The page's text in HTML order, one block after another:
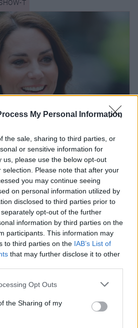
My Personal Information
the sale, sharing to third parties, or
or sensitive information for
us, please use the below opt-out
Please note that after your
you may continue seeing
on personal information utilized by
disclosed to third parties prior to
opt-out of the further
information by third parties on the
participants. This information may
to third parties on the IAB’s List of
that may further disclose it to other
app uses one or more Google
usage behaviour. You may click to
Google and its third-party tags to
specified purposes in below Google
Opt Outs
the Sharing of my
Katalin hercegné
színben
egész királyi családot
+ 5
tartozik az is, hogy a királyi
illik túl sokáig beszélgetni